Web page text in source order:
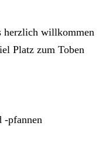
herzlich willkommen
Platz zum Toben
-pfannen